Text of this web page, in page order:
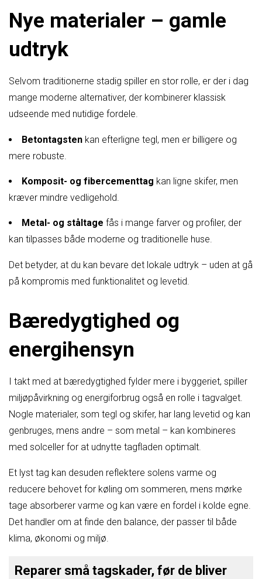
Nye materialer – gamle
udtryk
Selvom traditionerne stadig spiller en stor rolle, er der i dag
mange moderne alternativer, der kombinerer klassisk
udseende med nutidige fordele.
Betontagsten kan efterligne tegl, men er billigere og
mere robuste.
Komposit- og fibercementtag kan ligne skifer, men
kræver mindre vedligehold.
Metal- og ståltage fås i mange farver og profiler, der
kan tilpasses både moderne og traditionelle huse.
Det betyder, at du kan bevare det lokale udtryk – uden at gå
på kompromis med funktionalitet og levetid.
Bæredygtighed og
energihensyn
I takt med at bæredygtighed fylder mere i byggeriet, spiller
miljøpåvirkning og energiforbrug også en rolle i tagvalget.
Nogle materialer, som tegl og skifer, har lang levetid og kan
genbruges, mens andre – som metal – kan kombineres
med solceller for at udnytte tagfladen optimalt.
Et lyst tag kan desuden reflektere solens varme og
reducere behovet for køling om sommeren, mens mørke
tage absorberer varme og kan være en fordel i kolde egne.
Det handler om at finde den balance, der passer til både
klima, økonomi og miljø.
Reparer små tag­skader, før de bliver